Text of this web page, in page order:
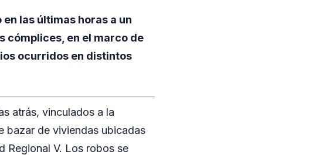
en las últimas horas a un
cómplices, en el marco de
ocurridos en distintos
atrás, vinculados a la
bazar de viviendas ubicadas
Regional V. Los robos se